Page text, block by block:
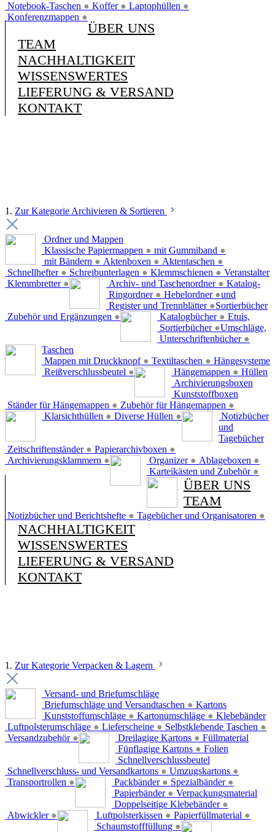
Notebook-Taschen ● Koffer ● Laptophüllen ●
Konferenzmappen ●
ÜBER UNS
TEAM
NACHHALTIGKEIT
WISSENSWERTES
LIEFERUNG & VERSAND
KONTAKT
1. Zur Kategorie Archivieren & Sortieren
Ordner und Mappen
Klassische Papiermappen ● mit Gummiband ●
mit Bändern ● Aktenboxen ● Aktentaschen ●
Schnellhefter ● Schreibunterlagen ● Klemmschienen ●
Klemmbretter ●
Veranstalter
Archiv- und Taschenordner ●
Ringordner ● Hebelordner ●
Register und Trennblätter ●
Zubehör und Ergänzungen ●
Katalog-
und
Sortierbücher
Katalogbücher ●
Sortierbücher ●
Unterschriftenbücher ●
Etuis,
Umschläge,
Taschen
Mappen mit Druckknopf ● Textiltaschen ●
Reißverschlussbeutel ●
Hängesysteme
Hängemappen ●
Ständer für Hängemappen ● Zubehör für Hängemappen ●
Hüllen
Klarsichthüllen ● Diverse Hüllen ●
Archivierungsboxen
Zeitschriftenständer ● Papierarchivboxen ●
Archivierungsklammern ●
Kunststoffboxen
Organizer ● Ablageboxen ●
Karteikästen und Zubehör ●
Notizbücher
und
Tagebücher
Notizbücher und Berichtshefte ● Tagebücher und Organisatoren ●
ÜBER UNS
TEAM
NACHHALTIGKEIT
WISSENSWERTES
LIEFERUNG & VERSAND
KONTAKT
1. Zur Kategorie Verpacken & Lagern
Versand- und Briefumschläge
Briefumschläge und Versandtaschen ●
Kunststoffumschläge ● Kartonumschläge ●
Luftpolsterumschläge ● Lieferscheine ● Selbstklebende Taschen ●
Versandzubehör ●
Kartons
Dreilagige Kartons ●
Fünflagige Kartons ●
Schnellverschluss- und Versandkartons ● Umzugskartons ●
Transportrollen ●
Klebebänder
Packbänder ● Spezialbänder ●
Papierbänder ●
Doppelseitige Klebebänder ●
Abwickler ●
Füllmaterial
Luftpolsterkissen ● Papierfüllmaterial ●
Schaumstofffüllung ●
Folien
Schnellverschlussbeutel
Verpackungsmaterial